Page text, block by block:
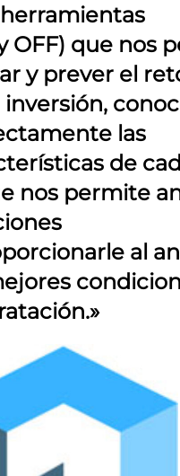
OFF) que nos
y prever el
inversión,
las
de
nos permite
al